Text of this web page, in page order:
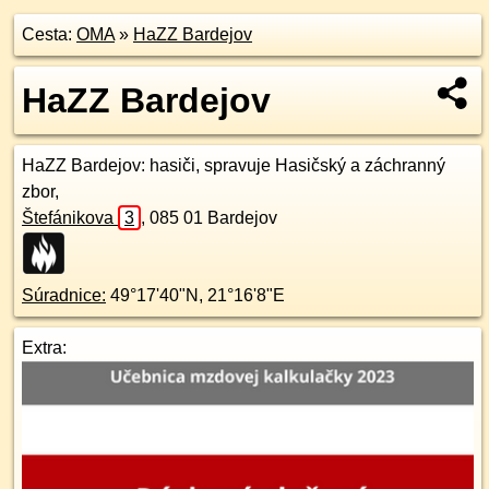
Cesta: OMA» HaZZ Bardejov
HaZZ Bardejov
HaZZ Bardejov: hasiči, spravuje Hasičský a záchranný
zbor,
Štefánikova
3 , 085 01 Bardejov
Súradnice: 49°17'40"N , 21°16'8"E
Extra: